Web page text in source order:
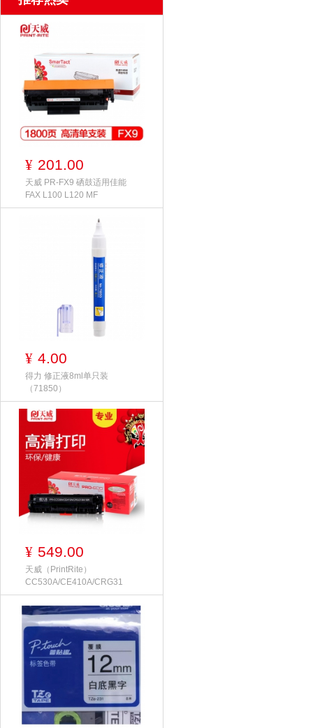
¥ 201.00
天威 PR-FX9 硒鼓适用佳能
FAX L100 L120 MF
¥ 4.00
得力 修正液8ml单只装
（71850）
¥ 549.00
天威（PrintRite）
CC530A/CE410A/CRG31